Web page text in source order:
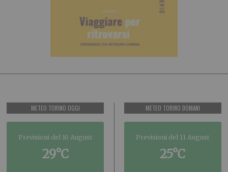
METEO TORINO OGGI
Previsioni del 10 August
29°C
METEO TORINO DOMANI
Previsioni del 11 August
25°C